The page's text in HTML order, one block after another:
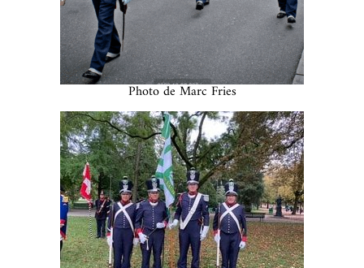
Photo de Marc Fries